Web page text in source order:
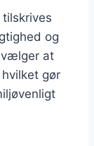
og
vælger at
gør